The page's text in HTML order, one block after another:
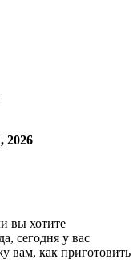
2026
вы хотите
сегодня у вас
вам, как приготовить